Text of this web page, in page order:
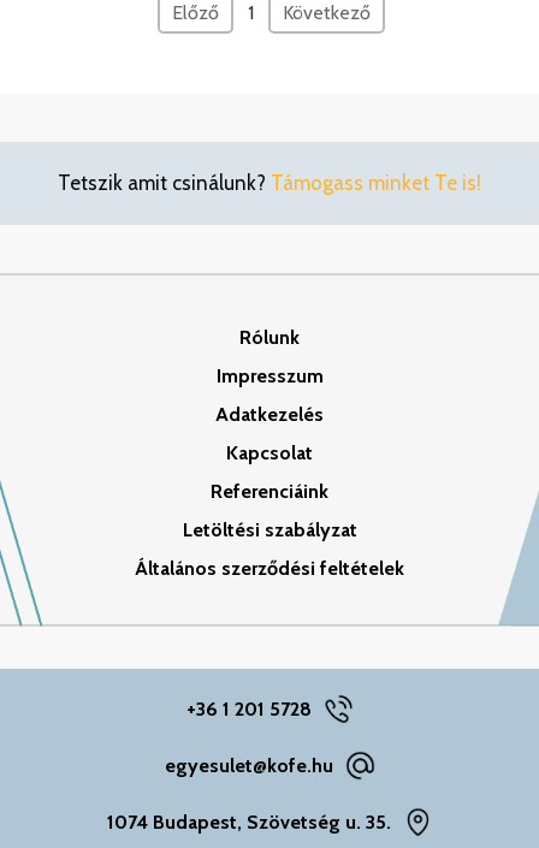
Előző 1 Következő
Tetszik amit csinálunk? Támogass minket Te is!
Rólunk
Impresszum
Adatkezelés
Kapcsolat
Referenciáink
Letöltési szabályzat
Általános szerződési feltételek
+36 1 201 5728
egyesulet@kofe.hu
1074 Budapest, Szövetség u. 35.